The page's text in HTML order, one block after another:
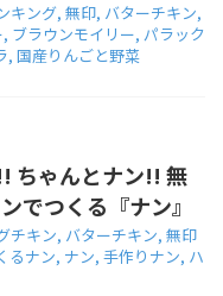
キング, 無印, バターチキン,
, ブラウンモイリー, パラック
, 国産りんごと野菜
ちゃんとナン!! 無
でつくる『ナン』
チキン, バターチキン, 無印
るナン, ナン, 手作りナン, ハ